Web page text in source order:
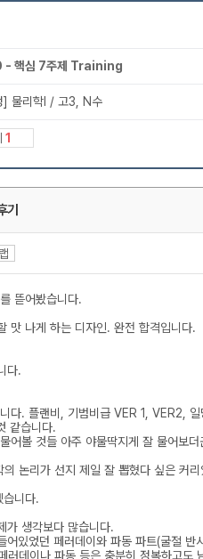
- 핵심 7주제 Training
] 물리학l / 고3, N수
1
기
뜯어봤습니다.
맛 나게 하는 디자인. 완전 합격입니다.
다.
다. 플랜비, 기범비급 VER 1, VER2,
같습니다.
어볼 것들 아주 야물딱지게 잘 물어보더
논리가 선지 제일 잘 뽑혔다 싶은 커
습니다.
가 생각보다 많습니다.
어있었던 페러데이와 파동 파트(굴절
러데이나 파동 등은 충분히 정복하고도